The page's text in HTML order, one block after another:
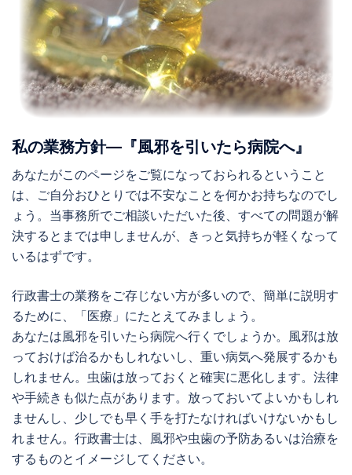
私の業務方針—『風邪を引いたら病院へ』
あなたがこのページをご覧になっておられるということ
は、ご自分おひとりでは不安なことを何かお持ちなのでし
ょう。当事務所でご相談いただいた後、すべての問題が解
決するとまでは申しませんが、きっと気持ちが軽くなって
いるはずです。
行政書士の業務をご存じない方が多いので、簡単に説明す
るために、「医療」にたとえてみましょう。
あなたは風邪を引いたら病院へ行くでしょうか。風邪は放
っておけば治るかもしれないし、重い病気へ発展するかも
しれません。虫歯は放っておくと確実に悪化します。法律
や手続きも似た点があります。放っておいてよいかもしれ
ませんし、少しでも早く手を打たなければいけないかもし
れません。行政書士は、風邪や虫歯の予防あるいは治療を
するものとイメージしてください。